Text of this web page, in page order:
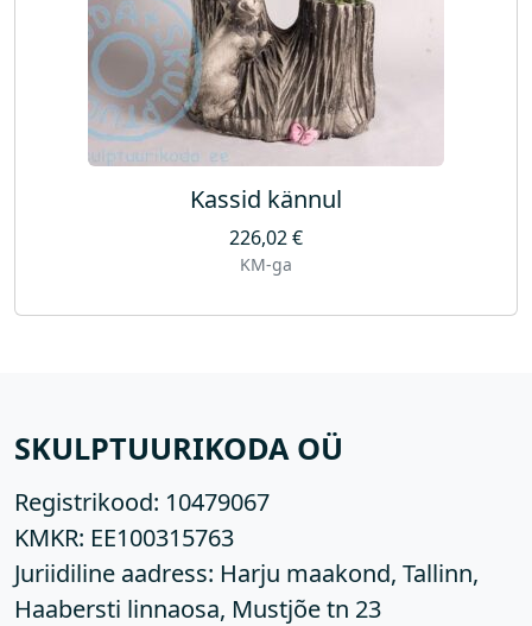
Kassid kännul
226,02€
KM-ga
SKULPTUURIKODA OÜ
Registrikood: 10479067
KMKR: EE100315763
Juriidiline aadress: Harju maakond, Tallinn,
Haabersti linnaosa, Mustjõe tn 23